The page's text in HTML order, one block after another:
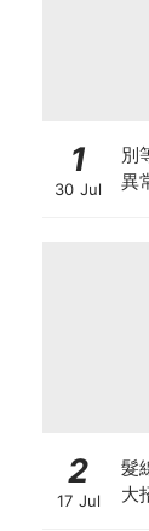
1
30 Jul
別
異
2
17 Jul
髮
大